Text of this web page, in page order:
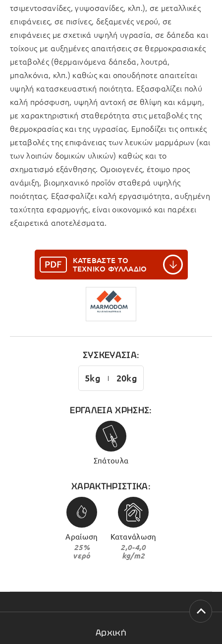
τσιμεντοσανίδες, γυψοσανίδες, κλπ.), σε μεταλλικές
επιφάνειες, σε πισίνες, δεξαμενές νερού, σε
επιφάνειες με σχετικά υψηλή υγρασία, σε δάπεδα και
τοίχους με αυξημένες απαιτήσεις σε θερμοκρασιακές
μεταβολές (θερμαινόμενα δάπεδα, λουτρά,
μπαλκόνια, κλπ.) καθώς και οπουδήποτε απαιτείται
υψηλή κατασκευαστική ποιότητα. Εξασφαλίζει πολύ
καλή πρόσφυση, υψηλή αντοχή σε θλίψη και κάμψη,
με χαρακτηριστική σταθερότητα στις μεταβολές της
θερμοκρασίας και της υγρασίας. Εμποδίζει τις οπτικές
μεταβολές της επιφάνειας των λευκών μαρμάρων (και
των λοιπών δομικών υλικών) καθώς και το
σχηματισμό εξάνθησης. Ομοιογενές, έτοιμο προς
ανάμιξη, βιομηχανικό προϊόν σταθερά υψηλής
ποιότητας. Εξασφαλίζει καλή εργασιμότητα, αυξημένη
ταχύτητα εφαρμογής, είναι οικονομικό και παρέχει
εξαιρετικά αποτελέσματα.
ΚΑΤΕΒΑΣΤΕ ΤΟ
ΤΕΧΝΙΚΟ ΦΥΛΛΑΔΙΟ
ΣΥΣΚΕΥΑΣΙΑ:
5kg 20kg
ΕΡΓΑΛΕΙΑ ΧΡΗΣΗΣ:
Σπάτουλα
ΧΑΡΑΚΤΗΡΙΣΤΙΚΑ:
Αραίωση
25%
νερό
Κατανάλωση
2,0-4,0
kg/m2
Αρχική